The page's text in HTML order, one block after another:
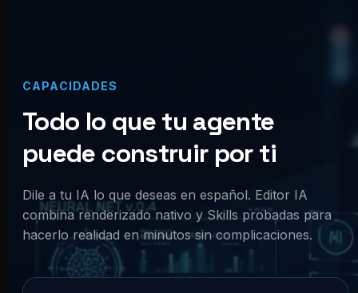
CAPACIDADES
Todo lo que tu agente
puede construir por ti
Dile a tu IA lo que deseas en español. Editor IA
combina renderizado nativo y Skills probadas para
hacerlo realidad en minutos sin complicaciones.